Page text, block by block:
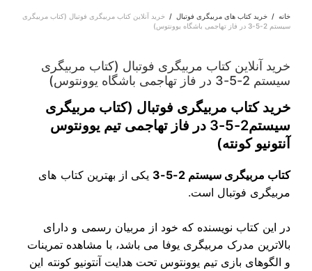
خانه / خرید کتاب های مربیگری فوتبال / خرید آنلاین کتاب مربیگری فوتبال (کتاب مربیگری
سیستم 2-5-3 در فاز تهاجمی باشگاه یوونتوس)
خرید آنلاین کتاب مربیگری فوتبال (کتاب مربیگری
سیستم 2-5-3 در فاز تهاجمی باشگاه یوونتوس)
خرید کتاب مربیگری فوتبال (کتاب مربیگری
سیستم2-5-3 در فاز تهاجمی تیم یوونتوس
آنتونیو کونته)
کتاب مربیگری سیستم 2-5-3
یکی از بهترین کتاب های
مربیگری فوتبال است.
در این کتاب نویسنده که خود از مربیان رسمی و دارای
بالاترین مدرک مربیگری یوفا می باشد، با مشاهده تمرینات
و الگوهای بازی تیم یوونتوس تحت هدایت آنتونیو کونته این